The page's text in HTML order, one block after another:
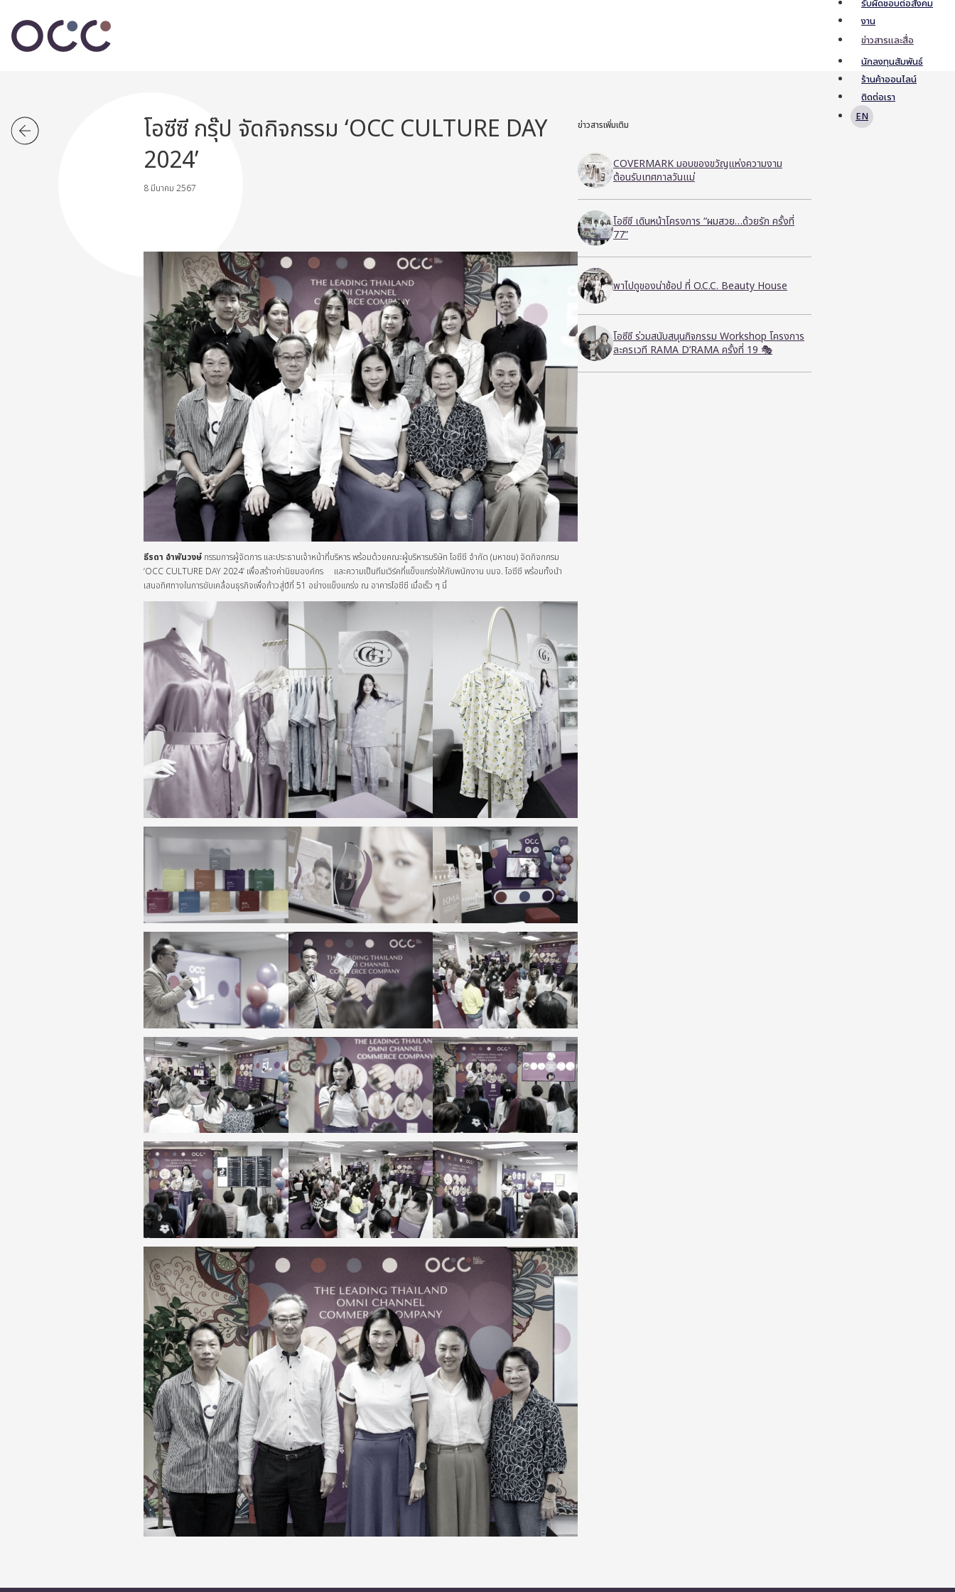
รับผิดชอบต่อสังคม
งาน
ข่าวสารและสื่อ
นักลงทุนสัมพันธ์
ร้านค้าออนไลน์
ติดต่อเรา
EN
โอซีซี กรุ๊ป จัดกิจกรรม ‘OCC CULTURE DAY
2024’
8 มีนาคม 2567
ธีรดา อำพันวงษ์ กรรมการผู้จัดการ และประธานเจ้าหน้าที่บริหาร พร้อมด้วยคณะผู้บริหารบริษัท โอซีซี จำกัด (มหาชน) จัดกิจกกรม
‘OCC CULTURE DAY 2024’ เพื่อสร้างค่านิยมองค์กร และความเป็นทีมเวิร์คที่แข็งแกร่งให้กับพนักงาน บมจ. โอซีซี พร้อมทั้งนำ
เสนอทิศทางในการขับเคลื่อนธุรกิจเพื่อก้าวสู่ปีที่ 51 อย่างแข็งแกร่ง ณ อาคารโอซีซี เมื่อเร็ว ๆ นี้
ข่าวสารเพิ่มเติม
COVERMARK มอบของขวัญแห่งความงาม
ต้อนรับเทศกาลวันแม่
โอซีซี เดินหน้าโครงการ “ผมสวย…ด้วยรัก ครั้งที่
77”
พาไปดูของน่าช้อป ที่ O.C.C. Beauty House
โอซีซี ร่วมสนับสนุนกิจกรรม Workshop โครงการ
ละครเวที RAMA D’RAMA ครั้งที่ 19 🎭